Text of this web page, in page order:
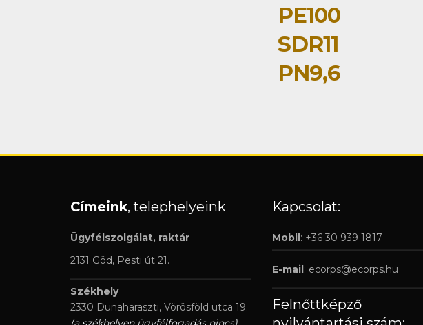
PE100
SDR11
PN9,6
Címeink, telephelyeink
Ügyfélszolgálat, raktár
2131 Göd, Pesti út 21.
Székhely
2330 Dunaharaszti, Vörösföld utca 19.
Kapcsolat:
Mobil: +36 30 939 1817
E-mail: ecorps@ecorps.hu
Felnőttképző